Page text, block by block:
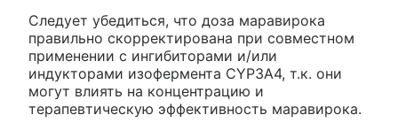
Следует убедиться, что доза маравирока
правильно скорректирована при совместном
применении с ингибиторами и/или
индукторами изофермента CYP3A4, т.к. они
могут влиять на концентрацию и
терапевтическую эффективность маравирока.